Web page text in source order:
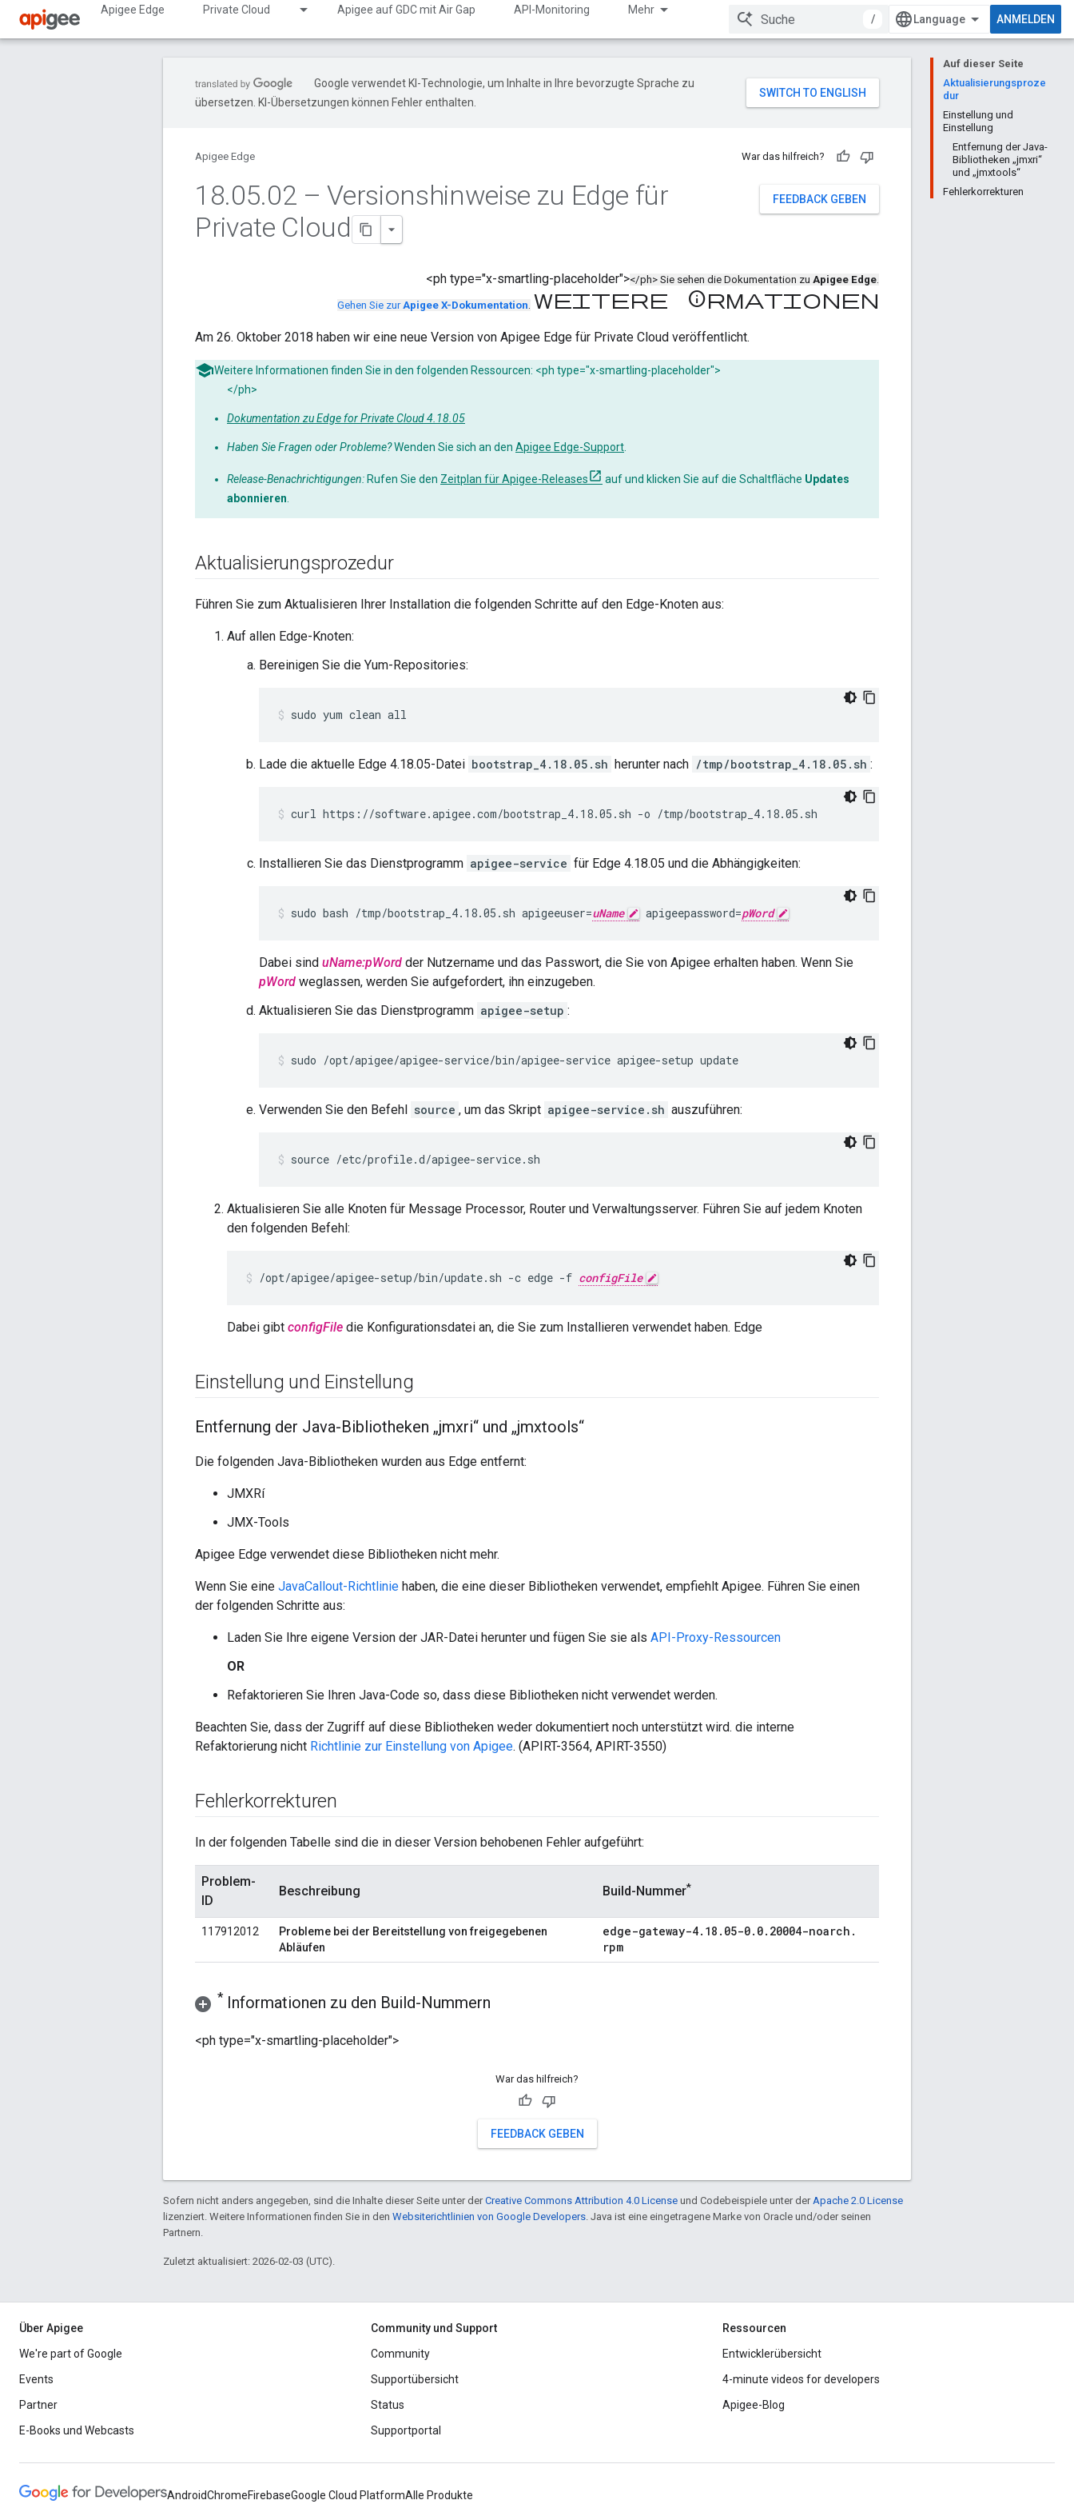
Apigee Edge Private Cloud Apigee auf GDC mit Air Gap API-Monitoring Mehr
/ ANMELDEN
Auf dieser Seite
Aktualisierungsproze
dur
Einstellung und
Einstellung
Entfernung der Java-
Bibliotheken „jmxri“
und „jmxtools“
Fehlerkorrekturen
Google verwendet KI-Technologie, um Inhalte in Ihre bevorzugte Sprache zu
übersetzen. KI-Übersetzungen können Fehler enthalten.
Apigee Edge War das hilfreich?
FEEDBACK GEBEN
18.05.02 – Versionshinweise zu Edge für
Private Cloud
<ph type="x-smartling-placeholder"></ph> Sie sehen die Dokumentation zu Apigee Edge.
Gehen Sie zurApigee X-Dokumentation. Weitere Informationen
Am 26. Oktober 2018 haben wir eine neue Version von Apigee Edge für Private Cloud veröffentlicht.
Weitere Informationen finden Sie in den folgenden Ressourcen: <ph type="x-smartling-placeholder">
</ph>
Dokumentation zu Edge for Private Cloud 4.18.05
Haben Sie Fragen oder Probleme?Wenden Sie sich an den Apigee Edge-Support
Release-Benachrichtigungen: Rufen Sie den Zeitplan für Apigee-Releases auf und klicken Sie auf die Schaltfläche Updates
abonnieren
Aktualisierungsprozedur
Führen Sie zum Aktualisieren Ihrer Installation die folgenden Schritte auf den Edge-Knoten aus:
Auf allen Edge-Knoten:
Bereinigen Sie die Yum-Repositories:
sudo yum clean all
Lade die aktuelle Edge 4.18.05-Datei bootstrap_4.18.05.sh herunter nach /tmp/bootstrap_4.18.05.sh :
curl https://software.apigee.com/bootstrap_4.18.05.sh -o /tmp/bootstrap_4.18.05.sh
Installieren Sie das Dienstprogramm apigee-service für Edge 4.18.05 und die Abhängigkeiten:
sudo bash /tmp/bootstrap_4.18.05.sh apigeeuser=uName apigeepassword=pWord
Dabei sind uName:pWord der Nutzername und das Passwort, die Sie von Apigee erhalten haben. Wenn Sie
pWord weglassen, werden Sie aufgefordert, ihn einzugeben.
Aktualisieren Sie das Dienstprogramm apigee-setup :
sudo /opt/apigee/apigee-service/bin/apigee-service apigee-setup update
Verwenden Sie den Befehl source , um das Skript apigee-service.sh auszuführen:
source /etc/profile.d/apigee-service.sh
Aktualisieren Sie alle Knoten für Message Processor, Router und Verwaltungsserver. Führen Sie auf jedem Knoten
den folgenden Befehl:
/opt/apigee/apigee-setup/bin/update.sh -c edge -f configFile
Dabei gibt configFile die Konfigurationsdatei an, die Sie zum Installieren verwendet haben. Edge
Einstellung und Einstellung
Entfernung der Java-Bibliotheken „jmxri“ und „jmxtools“
Die folgenden Java-Bibliotheken wurden aus Edge entfernt:
JMXRí
JMX-Tools
Apigee Edge verwendet diese Bibliotheken nicht mehr.
Wenn Sie eine JavaCallout-Richtlinie haben, die eine dieser Bibliotheken verwendet, empfiehlt Apigee. Führen Sie einen
der folgenden Schritte aus:
Laden Sie Ihre eigene Version der JAR-Datei herunter und fügen Sie sie als API-Proxy-Ressourcen
OR
Refaktorieren Sie Ihren Java-Code so, dass diese Bibliotheken nicht verwendet werden.
Beachten Sie, dass der Zugriff auf diese Bibliotheken weder dokumentiert noch unterstützt wird. die interne
Refaktorierung nicht Richtlinie zur Einstellung von Apigee. (APIRT-3564, APIRT-3550)
Fehlerkorrekturen
In der folgenden Tabelle sind die in dieser Version behobenen Fehler aufgeführt:
Problem-
ID
Beschreibung Build-Nummer*
117912012
Probleme bei der Bereitstellung von freigegebenen
Abläufen
edge-gateway-4. 18 . 05-0. 0. 20004-noarch .
rpm
* Informationen zu den Build-Nummern
<ph type="x-smartling-placeholder">
War das hilfreich?
FEEDBACK GEBEN
Sofern nicht anders angegeben, sind die Inhalte dieser Seite unter derCreative Commons Attribution 4.0 License und Codebeispiele unter derApache 2.0 License
lizenziert. Weitere Informationen finden Sie in den Websiterichtlinien von Google Developers. Java ist eine eingetragene Marke von Oracle und/oder seinen
Partnern.
Zuletzt aktualisiert: 2026-02-03 (UTC).
Über Apigee
We're part of Google
Events
Partner
E-Books und Webcasts
Community und Support
Community
Supportübersicht
Status
Supportportal
Ressourcen
Entwicklerübersicht
4-minute videos for developers
Apigee-Blog
AndroidChromeFirebaseGoogle Cloud PlatformAlle Produkte